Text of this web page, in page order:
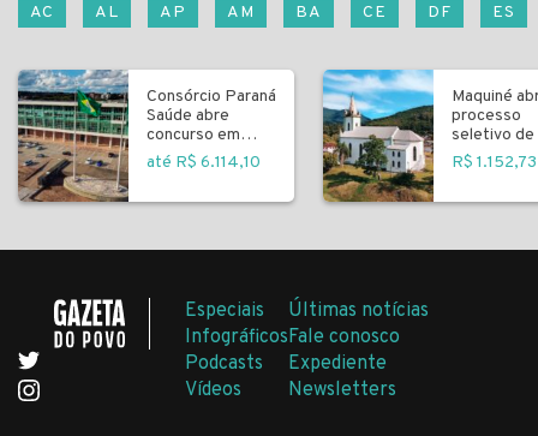
AC AL AP AM BA CE DF ES
Consórcio Paraná
Saúde abre
concurso em
Curitiba
até R$ 6.114,10
Maquiné
processo
seletivo de
R$ 1.152,73
Especiais
Infográficos
Podcasts
Vídeos
Últimas notícias
Fale conosco
Expediente
Newsletters